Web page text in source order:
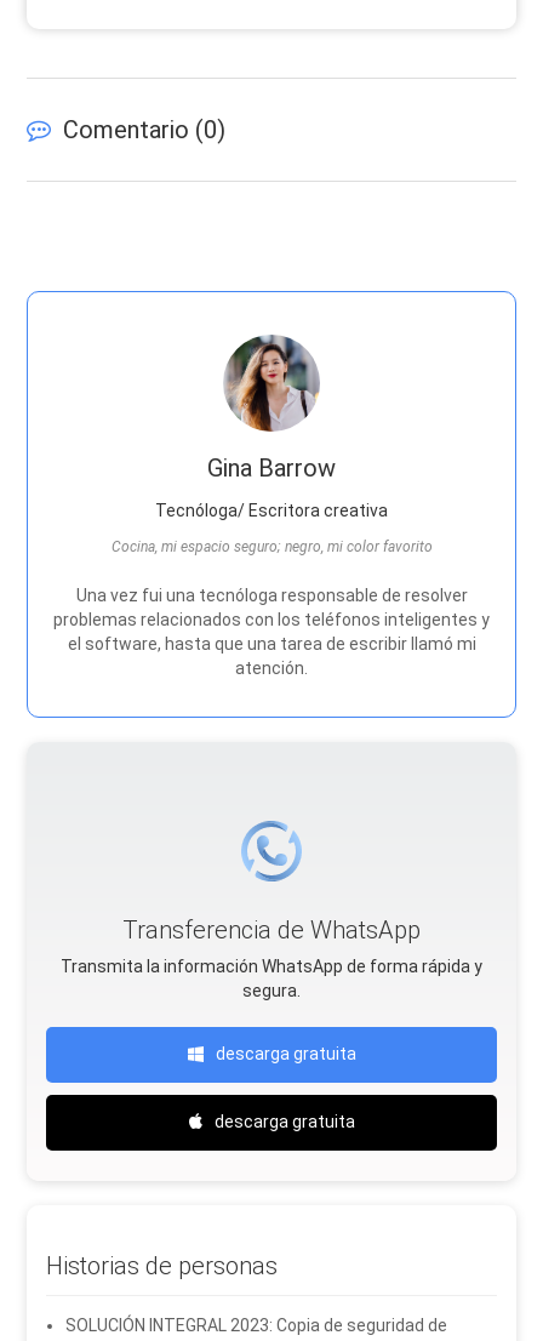
Comentario (0)
Gina Barrow
Tecnóloga/ Escritora creativa
Cocina, mi espacio seguro; negro, mi color favorito
Una vez fui una tecnóloga responsable de resolver
problemas relacionados con los teléfonos inteligentes y
el software, hasta que una tarea de escribir llamó mi
atención.
Transferencia de WhatsApp
Transmita la información WhatsApp de forma rápida y
segura.
descarga gratuita
descarga gratuita
Historias de personas
SOLUCIÓN INTEGRAL 2023: Copia de seguridad de